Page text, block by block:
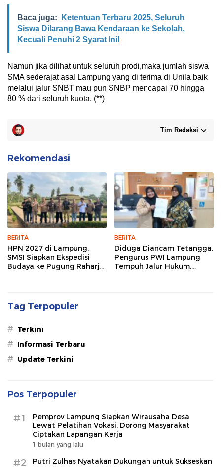
Baca juga:
Ketentuan Terbaru 2025, Seluruh
Siswa Dilarang Bawa Kendaraan ke Sekolah,
Kecuali Penuhi 2 Syarat Ini!
Namun jika dilihat untuk seluruh prodi,maka jumlah siswa
SMA sederajat asal Lampung yang di terima di Unila baik
melalui jalur SNBT mau pun SNBP mencapai 70 hingga
80 % dari seluruh kuota. (**)
Tim Redaksi
Rekomendasi
BERITA
HPN 2027 di Lampung,
SMSI Siapkan Ekspedisi
Budaya ke Pugung Raharjo
BERITA
Diduga Diancam Tetangga,
Pengurus PWI Lampung
Tempuh Jalur Hukum,
Tag Terpopuler
# Terkini
# Informasi Terbaru
# Update Terkini
Pos Terpopuler
#1
Pemprov Lampung Siapkan Wirausaha Desa
Lewat Pelatihan Vokasi, Dorong Masyarakat
Ciptakan Lapangan Kerja
1 bulan yang lalu
#2
Putri Zulhas Nyatakan Dukungan untuk Sukseskan